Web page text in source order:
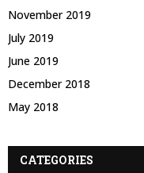
November 2019
July 2019
June 2019
December 2018
May 2018
CATEGORIES